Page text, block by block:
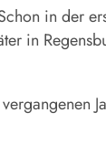
in der
in